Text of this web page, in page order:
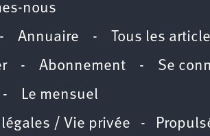
nous
Annuaire - Tous les
- Abonnement - Se
Le mensuel
/ Vie privée -